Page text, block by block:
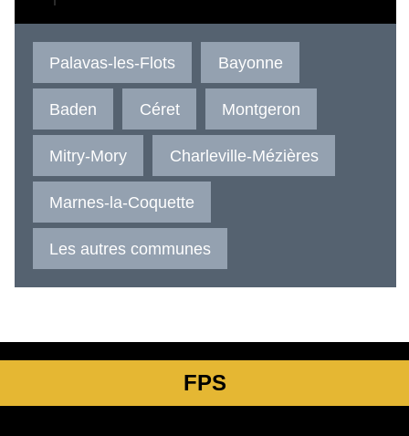
Palavas-les-Flots Bayonne
Baden Céret Montgeron
Mitry-Mory Charleville-Mézières
Marnes-la-Coquette
Les autres communes
FPS